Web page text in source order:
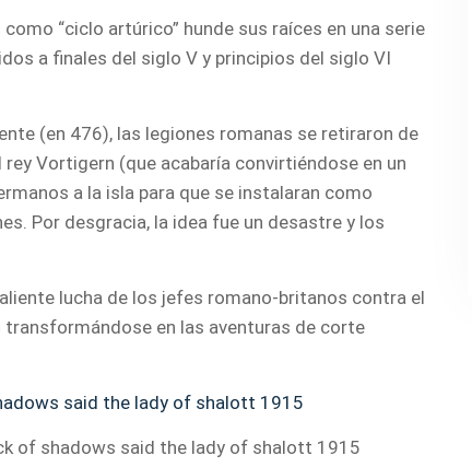
“ciclo artúrico” hunde sus raíces en una serie
a finales del siglo V y principios del siglo VI
(en 476), las legiones romanas se retiraron de
Vortigern (que acabaría convirtiéndose en un
a la isla para que se instalaran como
Por desgracia, la idea fue un desastre y los
lucha de los jefes romano-britanos contra el
transformándose en las aventuras de corte
of shadows said the lady of shalott 1915